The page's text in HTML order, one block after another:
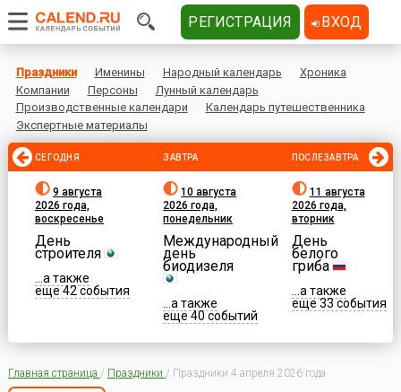
Праздники Именины Народный календарь
Хроника
Компании
Персоны
Лунный календарь
Производственные календари
Календарь путешественника
Экспертные материалы
СЕГОДНЯ
9 августа
2026 года,
воскресенье
День
строителя
...а также
еще 42 события
ЗАВТРА
10 августа
2026 года,
понедельник
Международный
день
биодизеля
...а также
еще 40 событий
ПОСЛЕЗАВТРА
11 августа
2026 года,
вторник
День
белого
гриба
...а также
еще 33 события
Главная страница / Праздники / Праздники 4 апреля 2026 года
РЕГИСТРАЦИЯ ВХОД